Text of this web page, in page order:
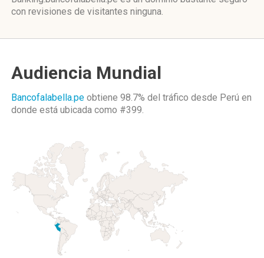
con revisiones de visitantes ninguna.
Audiencia Mundial
Bancofalabella.pe obtiene 98.7% del tráfico desde Perú en
donde está ubicada como #399.